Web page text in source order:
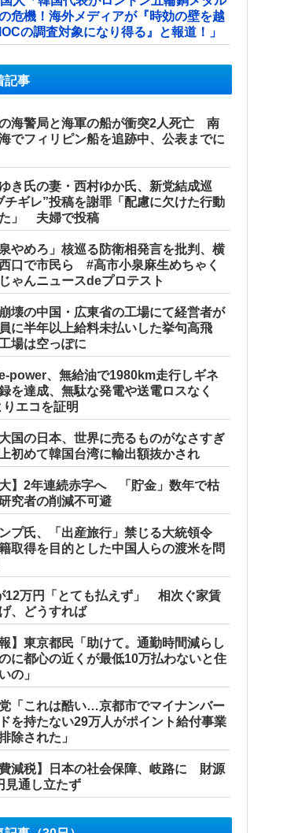
危機！海外メディアが『時効の壁を越
の調査対象になり得る』と報道！」
記事
海警局と海軍の船が衝突2人死亡 南
でフィリピン船を追跡中、公表までに
き氏の妻・西村ゆか氏、新党結成巡
チギレ”投稿を謝罪「配慮に欠けた行動
」 夫婦で投稿
泉やめろ」核巡る防衛相発言を批判、横
口で市民ら #高市小泉麻生めちゃく
ゃんニュースdeプロテスト
壊の中国・広東省の工場にて経営者が
に半年以上給料未払いした挙句高飛
場は空っぽに
power、無給油で1980km走行しギネ
を達成、無駄な発電や送電ロスなく
りエコを証明
国の日本、世界に売るものがなさすぎ
初めて韓国台湾に輸出額抜かされ
大】2年連続赤字へ 「貯金」数年で枯
究者の削減不可避
ンプ氏、「出産旅行」禁じる大統領令
取得を目的とした中国人らの渡米を問
12万円「とても払えず」 相次ぐ家賃
、どうすれば
報】東京都民「助けて。通勤時間減らし
に都心の近くが最低10万払わないと住
の」
「これは酷い…京都市でマイナンバー
を持たない29万人がポイント給付事業
除された」
費減税】日本の社会保障、岐路に 財源
見通し立たず